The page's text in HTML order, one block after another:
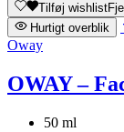
Tilføj wishlist
Hurtigt overblik
Oway
OWAY –
50 ml